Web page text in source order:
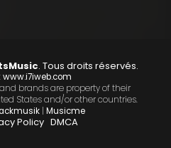
. Tous droits réservés.
www.i7iweb.com
brands are property of their
States and/or other countries.
| Musicme
Policy DMCA